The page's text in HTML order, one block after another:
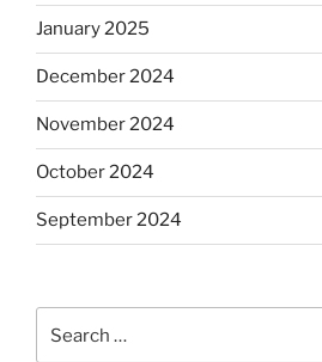
January 2025
December 2024
November 2024
October 2024
September 2024
for: